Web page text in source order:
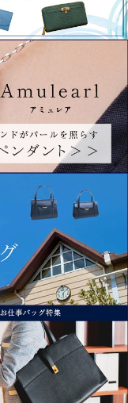
デイリーミニバッグ
エストラインをすっと引
（ミーティアエリー）
立てるメンズフォーマル
）
（ヴィクトリア）より、
。濱野家オリジナルの引
（エレオノーラ）よ
場（2025.8.28）
のためのエンベロープワン
トートバッグが登場
ダ）より、みずみずしい新
」想いに寄り添うパールジ